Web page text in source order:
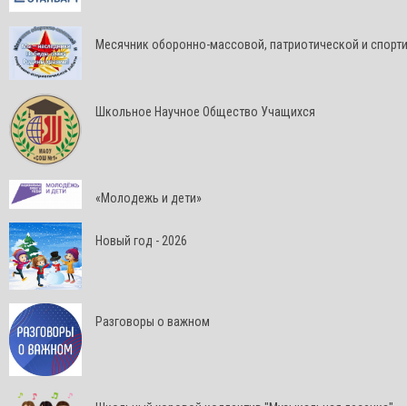
Месячник оборонно-массовой, патриотической и
Школьное Научное Общество Учащихся
«Молодежь и дети»
Новый год - 2026
Разговоры о важном